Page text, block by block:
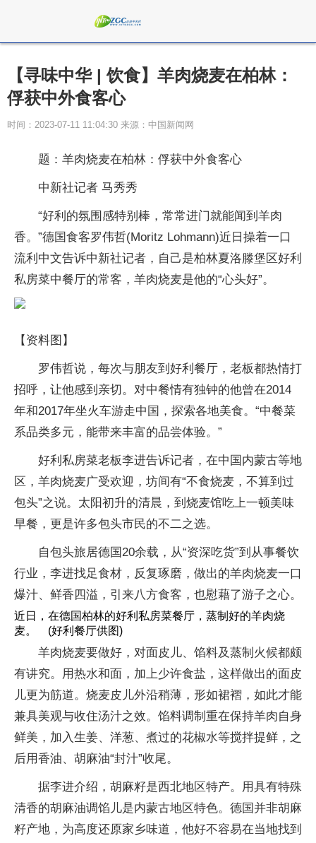
【寻味中华 | 饮食】羊肉烧麦在柏林：
俘获中外食客心
时间：2023-07-11 11:04:30 来源：中国新闻网
题：羊肉烧麦在柏林：俘获中外食客心
中新社记者 马秀秀
“好利的氛围感特别棒，常常进门就能闻到羊肉
香。”德国食客罗伟哲(Moritz Lohmann)近日操着一口
流利中文告诉中新社记者，自己是柏林夏洛滕堡区好利
私房菜中餐厅的常客，羊肉烧麦是他的“心头好”。
【资料图】
罗伟哲说，每次与朋友到好利餐厅，老板都热情打
招呼，让他感到亲切。对中餐情有独钟的他曾在2014
年和2017年坐火车游走中国，探索各地美食。“中餐菜
系品类多元，能带来丰富的品尝体验。”
好利私房菜老板李进告诉记者，在中国内蒙古等地
区，羊肉烧麦广受欢迎，坊间有“不食烧麦，不算到过
包头”之说。太阳初升的清晨，到烧麦馆吃上一顿美味
早餐，更是许多包头市民的不二之选。
自包头旅居德国20余载，从“资深吃货”到从事餐饮
行业，李进找足食材，反复琢磨，做出的羊肉烧麦一口
爆汁、鲜香四溢，引来八方食客，也慰藉了游子之心。
近日，在德国柏林的好利私房菜餐厅，蒸制好的羊肉烧
麦。 (好利餐厅供图)
羊肉烧麦要做好，对面皮儿、馅料及蒸制火候都颇
有讲究。用热水和面，加上少许食盐，这样做出的面皮
儿更为筋道。烧麦皮儿外沿稍薄，形如裙褶，如此才能
兼具美观与收住汤汁之效。馅料调制重在保持羊肉自身
鲜美，加入生姜、洋葱、煮过的花椒水等搅拌提鲜，之
后用香油、胡麻油“封汁”收尾。
据李进介绍，胡麻籽是西北地区特产。用具有特殊
清香的胡麻油调馅儿是内蒙古地区特色。德国并非胡麻
籽产地，为高度还原家乡味道，他好不容易在当地找到